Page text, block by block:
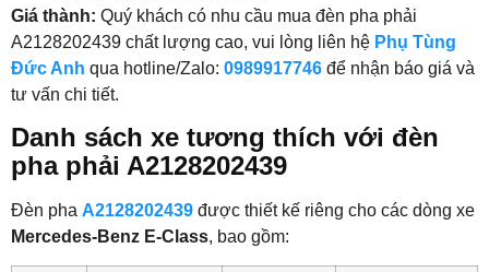
Giá thành: Quý khách có nhu cầu mua đèn pha phải
A2128202439 chất lượng cao, vui lòng liên hệ Phụ Tùng
Đức Anh qua hotline/Zalo: 0989917746 để nhận báo giá và
tư vấn chi tiết.
Danh sách xe tương thích với đèn
pha phải A2128202439
Đèn pha A2128202439 được thiết kế riêng cho các dòng xe
Mercedes-Benz E-Class, bao gồm: